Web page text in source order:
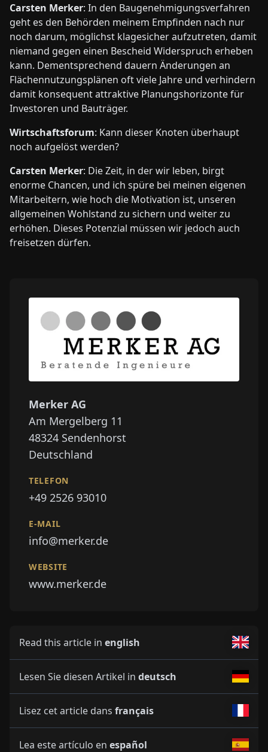
Carsten Merker: In den Baugenehmigungsverfahren
geht es den Behörden meinem Empfinden nach nur
noch darum, möglichst klagesicher aufzutreten, damit
niemand gegen einen Bescheid Widerspruch erheben
kann. Dementsprechend dauern Änderungen an
Flächennutzungsplänen oft viele Jahre und verhindern
damit konsequent attraktive Planungshorizonte für
Investoren und Bauträger.
Wirtschaftsforum: Kann dieser Knoten überhaupt
noch aufgelöst werden?
Carsten Merker: Die Zeit, in der wir leben, birgt
enorme Chancen, und ich spüre bei meinen eigenen
Mitarbeitern, wie hoch die Motivation ist, unseren
allgemeinen Wohlstand zu sichern und weiter zu
erhöhen. Dieses Potenzial müssen wir jedoch auch
freisetzen dürfen.
Merker AG
Am Mergelberg 11
48324 Sendenhorst
Deutschland
TELEFON
+49 2526 93010
E-MAIL
info@merker.de
WEBSITE
www.merker.de
Read this article in english
Lesen Sie diesen Artikel in deutsch
Lisez cet article dans français
Lea este artículo en español